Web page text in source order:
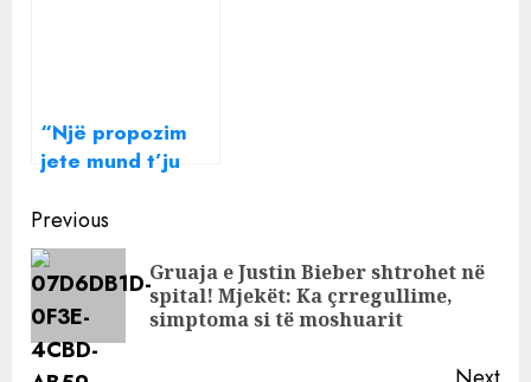
“Një propozim
jete mund t’ju
thonë yjet për ju
Continue
Reading
Previous
Gruaja e Justin Bieber shtrohet në
spital! Mjekët: Ka çrregullime,
simptoma si të moshuarit